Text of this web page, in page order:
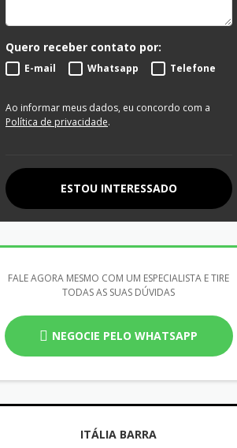
Quero receber contato por:
E-mail Whatsapp Telefone
Ao informar meus dados, eu concordo com a
Política de privacidade.
ESTOU INTERESSADO
FALE AGORA MESMO COM UM ESPECIALISTA E TIRE
TODAS AS SUAS DÚVIDAS
NEGOCIE PELO WHATSAPP
ITÁLIA BARRA